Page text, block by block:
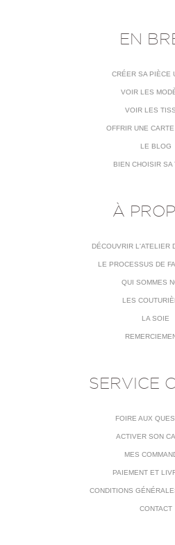
EN
CRÉER SA PIÈCE
VOIR LES
VOIR LES
OFFRIR UNE
LE BLOG
BIEN CHOISIR SA
À
DÉCOUVRIR L'ATELIER
LE PROCESSUS DE
QUI SOMMES
LES
LA SOIE
SERVICE
FOIRE AUX
ACTIVER SON
MES
PAIEMENT ET
CONDITIONS
CONTACT